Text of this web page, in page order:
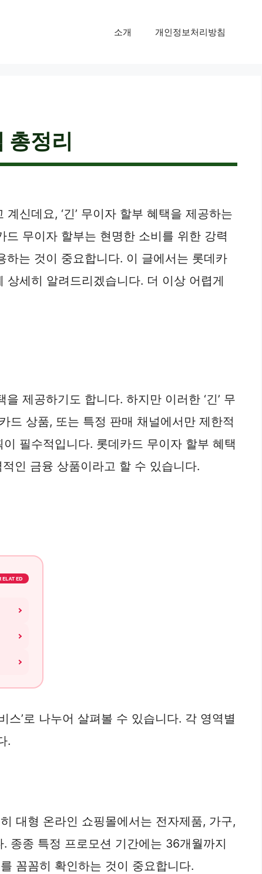
소개 개인정보처리방침
총정리
신데요, ‘긴’ 무이자 할부 혜택을 제공하는
무이자 할부는 현명한 소비를 위한 강력
는 것이 중요합니다. 이 글에서는 롯데카
세히 알려드리겠습니다. 더 이상 어렵게
제공하기도 합니다. 하지만 이러한 ‘긴’ 무
드 상품, 또는 특정 판매 채널에서만 제한적
필수적입니다. 롯데카드 무이자 할부 혜택
인 금융 상품이라고 할 수 있습니다.
스’로 나누어 살펴볼 수 있습니다. 각 영역별
.
대형 온라인 쇼핑몰에서는 전자제품, 가구,
종종 특정 프로모션 기간에는 36개월까지
꼼꼼히 확인하는 것이 중요합니다.